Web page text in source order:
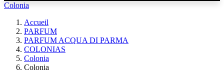
Colonia
Accueil
PARFUM
PARFUM ACQUA DI PARMA
COLONIAS
Colonia
Colonia